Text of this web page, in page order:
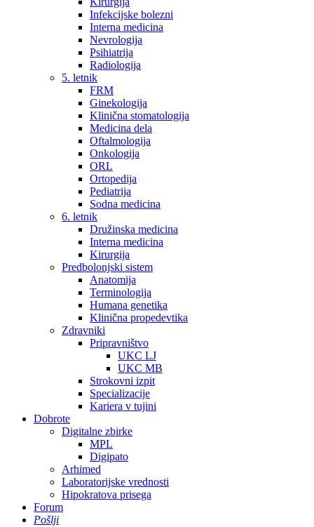
Infekcijske bolezni
Interna medicina
Nevrologija
Psihiatrija
Radiologija
5. letnik
FRM
Ginekologija
Klinična stomatologija
Medicina dela
Oftalmologija
Onkologija
ORL
Ortopedija
Pediatrija
Sodna medicina
6. letnik
Družinska medicina
Interna medicina
Kirurgija
Predbolonjski sistem
Anatomija
Terminologija
Humana genetika
Klinična propedevtika
Zdravniki
Pripravništvo
UKC LJ
UKC MB
Strokovni izpit
Specializacije
Kariera v tujini
Dobrote
Digitalne zbirke
MPL
Digipato
Arhimed
Laboratorijske vrednosti
Hipokratova prisega
Forum
Pošlji